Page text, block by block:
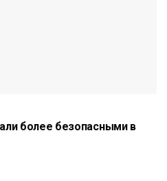
более безопасными в